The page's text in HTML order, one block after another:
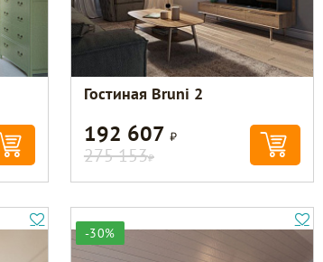
Гостиная Bruni 2
192 607 Р
275 153Р
-30%